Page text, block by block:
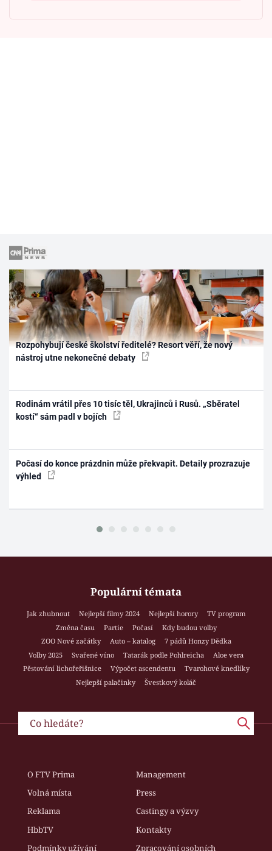
Rozpohybují české školství ředitelé? Resort věří, že nový
nástroj utne nekonečné debaty
Rodinám vrátil přes 10 tisíc těl, Ukrajinců i Rusů. „Sběratel
kostí“ sám padl v bojích
Počasí do konce prázdnin může překvapit. Detaily prozrazuje
výhled
Populární témata
Jak zhubnout Nejlepší filmy 2024 Nejlepší horory
TV program
Změna času
Partie Počasí
Kdy budou volby
ZOO Nové začátky
Auto – katalog
7 pádů Honzy Dědka
Volby 2025
Svařené víno Tatarák podle Pohlreicha
Aloe vera
Pěstování lichořeřišnice
Výpočet ascendentu
Tvarohové knedlíky
Nejlepší palačinky
Švestkový koláč
O FTV Prima
Management
Volná místa
Press
Reklama
Castingy a výzvy
HbbTV
Kontakty
Podmínky užívání
Zpracování osobních